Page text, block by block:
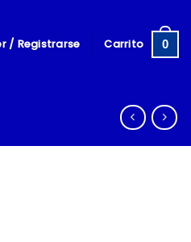
/ Registrarse Carrito 0